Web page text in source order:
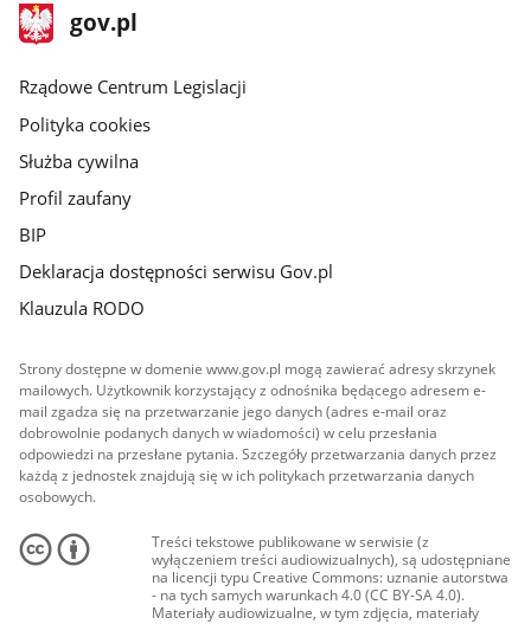
stopka
gov.plStrona
gov.pl
Rządowe Centrum Legislacji
Polityka cookies
Służba cywilna
Profil zaufany
BIP
Deklaracja dostępności serwisu Gov.pl
Klauzula RODO
Strony dostępne w domenie www.gov.pl mogą zawierać adresy skrzynek
mailowych. Użytkownik korzystający z odnośnika będącego adresem e-
mail zgadza się na przetwarzanie jego danych (adres e-mail oraz
dobrowolnie podanych danych w wiadomości) w celu przesłania
odpowiedzi na przesłane pytania. Szczegóły przetwarzania danych przez
każdą z jednostek znajdują się w ich politykach przetwarzania danych
osobowych.
Treści tekstowe publikowane w serwisie (z
wyłączeniem treści audiowizualnych), są udostępniane
na licencji typu Creative Commons: uznanie autorstwa
- na tych samych warunkach 4.0 (CC BY-SA 4.0).
Materiały audiowizualne, w tym zdjęcia, materiały